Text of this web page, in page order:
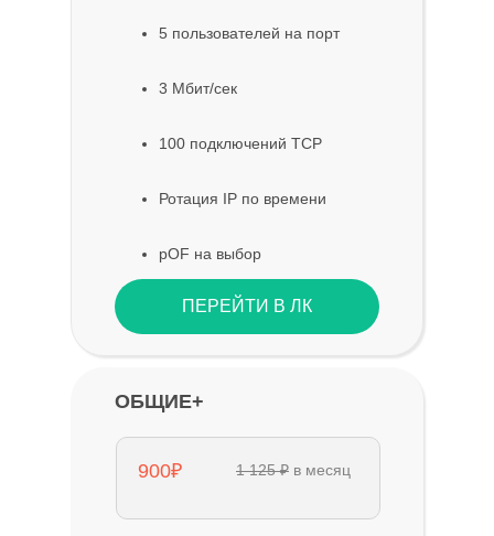
ОБЩИЕ+
5 пользователей на порт
3 Мбит/сек
100 подключений TCP
Ротация IP по времени
pOF на выбор
ПЕРЕЙТИ В ЛК
900₽ 1 125 ₽ в месяц